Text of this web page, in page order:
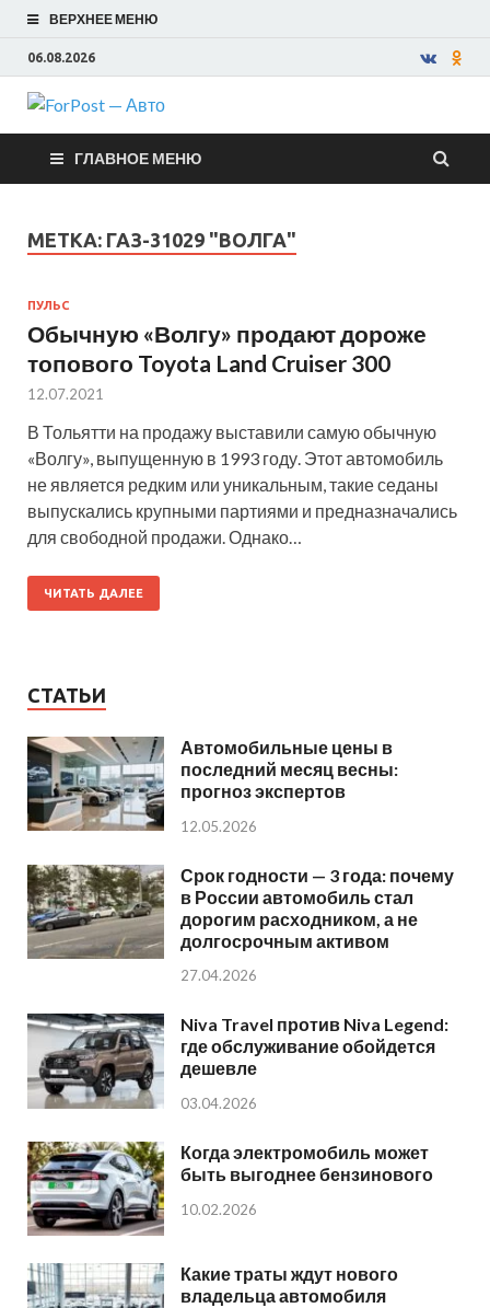
ВЕРХНЕЕ МЕНЮ
06.08.2026
ForPost —
Авто
ГЛАВНОЕ МЕНЮ
МЕТКА: ГАЗ-31029 "ВОЛГА"
ПУЛЬС
Обычную «Волгу» продают дороже
топового Toyota Land Cruiser 300
12.07.2021
В Тольятти на продажу выставили самую обычную
«Волгу», выпущенную в 1993 году. Этот автомобиль
не является редким или уникальным, такие седаны
выпускались крупными партиями и предназначались
для свободной продажи. Однако…
ЧИТАТЬ ДАЛЕЕ
СТАТЬИ
Автомобильные цены в
последний месяц весны:
прогноз экспертов
12.05.2026
Срок годности — 3 года: почему
в России автомобиль стал
дорогим расходником, а не
долгосрочным активом
27.04.2026
Niva Travel против Niva Legend:
где обслуживание обойдется
дешевле
03.04.2026
Когда электромобиль может
быть выгоднее бензинового
10.02.2026
Какие траты ждут нового
владельца автомобиля